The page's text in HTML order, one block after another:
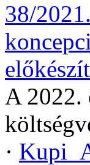
38/
A 2022.
·